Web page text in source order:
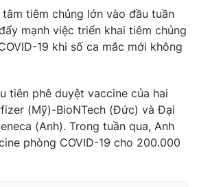
lai
tiêm chủng lớn vào đầu tuần
mạnh việc triển khai tiêm chủng
19 khi số ca mắc mới không
tiên phê duyệt vaccine của hai
(Mỹ)-BioNTech (Đức) và Đại
(Anh). Trong tuần qua, Anh
phòng COVID-19 cho 200.000